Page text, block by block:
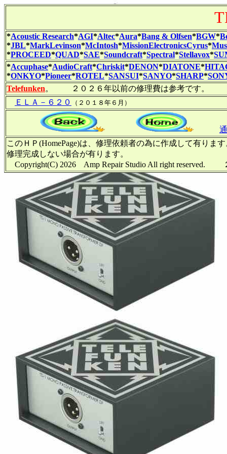
*Acoustic Research*AGI*Altec*Aura*Bang & Olfsen*BGW*
*JBL*MarkLevinson*McIntosh*MissionElectronicsCyrus*
*PROCEED*QUAD*SAE*Soundcraft*Spectral*Stellavox*
*Accuphase*AudioCraft*Chriskit*DENON*DIATONE*
*ONKYO*Pioneer*ROTEL*SANSUI*SANYO*SHARP*
Telefunken。 ２０２６年以前の修理費は参考です。
ＥＬＡ－６２０
（２０１８年６月）
このＨＰ(HomePage)は、修理依頼者の為に作成して有り
修理完成しない場合が有ります。
Copyright(C) 2026 Amp Repair Studio All right reserved.